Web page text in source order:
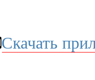
Скачать